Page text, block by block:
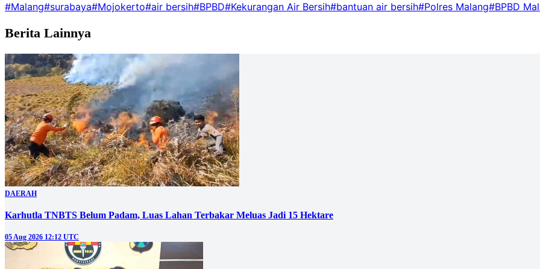
#Malang#surabaya#Mojokerto#air bersih#BPBD#Kekurangan Air Bersih#bantuan air bersih#Polres Malang#BPBD
Berita Lainnya
DAERAH
Karhutla TNBTS Belum Padam, Luas Lahan Terbakar Meluas Jadi 15 Hektare
05 Aug 2026 12:12 UTC